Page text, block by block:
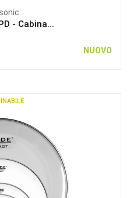
- Cabina...
NUOVO